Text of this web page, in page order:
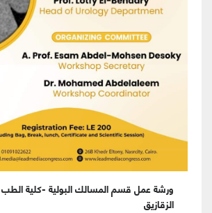
ورشة عمل قسم المسالك البولية -كلية
الزقازيق